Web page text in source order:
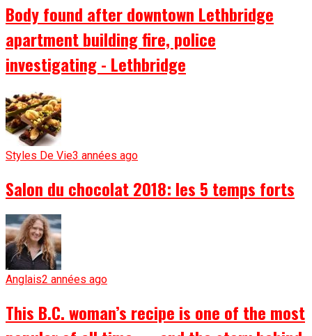
Body found after downtown Lethbridge
apartment building fire, police
investigating - Lethbridge
Styles De Vie3 années ago
Salon du chocolat 2018: les 5 temps forts
Anglais2 années ago
This B.C. woman’s recipe is one of the most